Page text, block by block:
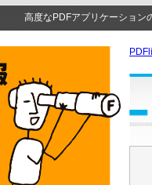
高度なPDFアプリケーション